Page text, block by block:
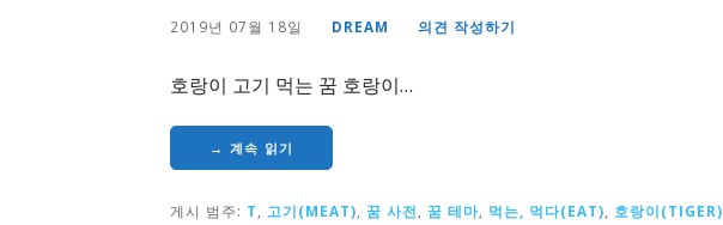
2019년 07월 18일 DREAM 의견 작성하기
호랑이 고기 먹는 꿈 호랑이…
→ 계속 읽기
게시 범주: T 고기(MEAT) 꿈 사전 꿈 테마 먹는, 먹다(EAT)
호랑이(TIGER)